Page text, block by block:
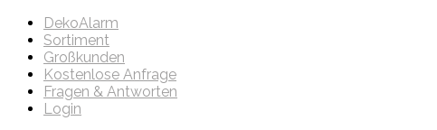
DekoAlarm
Sortiment
Großkunden
Kostenlose Anfrage
Fragen & Antworten
Login